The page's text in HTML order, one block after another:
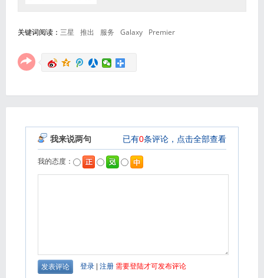
关键词阅读： 三星 推出 服务 Galaxy Premier